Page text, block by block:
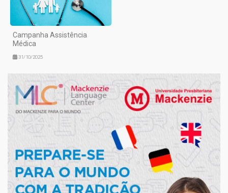
Campanha Assistência
Médica
31/10/2025